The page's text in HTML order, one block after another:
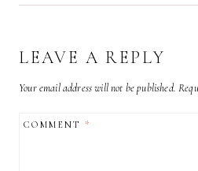
LEAVE A REPLY
Your email address will not be published.
COMMENT*